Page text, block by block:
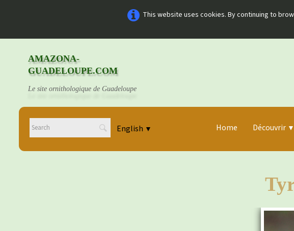
This website uses cookies. By continuing to
AMAZONA-
GUADELOUPE.COM
Le site ornithologique de Guadeloupe
English ▼ Home Découvrir ▼